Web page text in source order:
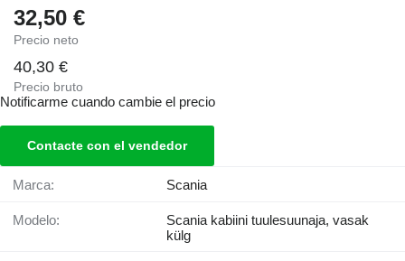
32,50 €
Precio neto
40,30 €
Precio bruto
Notificarme cuando cambie el precio
Contacte con el vendedor
Marca: Scania
Modelo:
Scania kabiini tuulesuunaja, vasak
külg